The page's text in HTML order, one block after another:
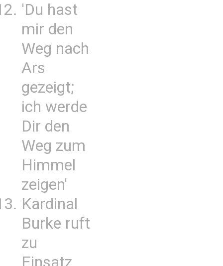
'Du hast
mir den
Weg nach
Ars
gezeigt;
ich werde
Dir den
Weg zum
Himmel
zeigen'
Kardinal
Burke ruft
zu
Einsatz